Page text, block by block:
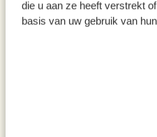
die u aan ze heeft verstrekt
basis van uw gebruik van